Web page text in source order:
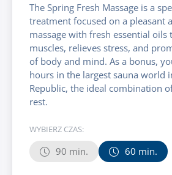
The Spring Fresh Massage is a
treatment focused on a pleasant
massage with fresh essential oils
muscles, relieves stress, and
of body and mind. As a bonus,
hours in the largest sauna world
Republic, the ideal combination
rest.
WYBIERZ CZAS:
90 min. 60 min.